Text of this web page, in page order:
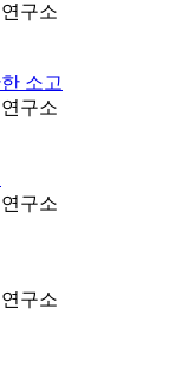
구소
소고
구소
구소
구소